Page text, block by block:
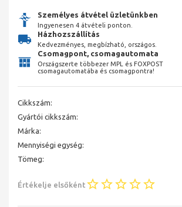
Személyes átvétel üzletünkben
Ingyenesen 4 átvételi ponton.
Házhozszállítás
Kedvezményes, megbízható, országos.
Csomagpont, csomagautomata
Országszerte többezer MPL és FOXPOST
csomagautomatába és csomagpontra!
Cikkszám:
Gyártói cikkszám:
Márka:
Mennyiségi egység:
Tömeg:
Értékelje elsőként